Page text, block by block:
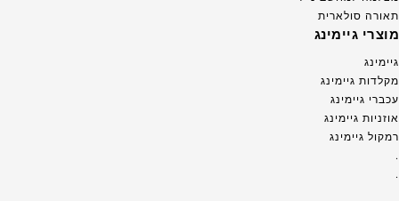
תאורה סולארית
מוצרי גיימינג
גיימינג
מקלדות גיימינג
עכברי גיימינג
אוזניות גיימינג
רמקול גיימינג
.
.